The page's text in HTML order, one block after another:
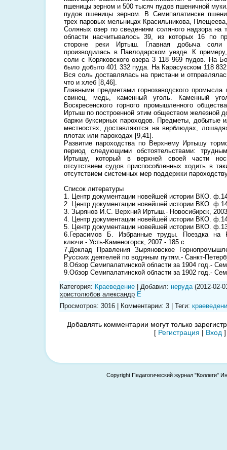
пшеницы зерном и 500 тысяч пудов пшеничной
пудов пшеницы зерном. В Семипалатинске
трех паровых мельницах Красильникова,
Соляных озер по сведениям соляного надзора на
области насчитывалось 39, из которых 16 по
стороне реки Иртыш. Главная добыча соли
производилась в Павлодарском уезде. К
соли с Коряковского озера 3 118 969 пудов. На
было добыто 401 332 пуда. На Карасукском 118
Вся соль доставлялась на пристани и
что и хлеб [8,46].
Главными предметами горнозаводского
свинец, медь, каменный уголь. Каменный
Воскресенского горного промышленного
Иртыш по построенной этим обществом железной
баржи буксирных пароходов. Предметы, добытые
местностях, доставляются на верблюдах,
плотах или пароходах [9,41].
Развитие пароходства по Верхнему Иртышу
период следующими обстоятельствами:
Иртышу, который в верхней своей части
отсутствием судов приспособленных ходить в
отсутствием системных мер поддержки
Список литературы
1. Центр документации новейшей истории ВКО.
2. Центр документации новейшей истории ВКО.
3. Зырянов И.С. Верхний Иртыш.- Новосибирск,
4. Центр документации новейшей истории ВКО.
5. Центр документации новейшей истории ВКО.
6.Герасимов Б. Избранные труды. Поездка на
ключи.- Усть-Каменогорск, 2007.- 185 c.
7.Доклад Правления Зыряновское
Русских деятелей по водяным путям.- Санкт-
8.Обзор Семипалатинской области за 1904 год.-
9.Обзор Семипалатинской области за 1902 год.-
Категория: Краеведение Добавил: неруда (2012-02-
христолюбов александр E
Просмотров: 3016 Комментарии: 3 Теги:
Добавлять комментарии могут только
[ Регистрация | Вход ]
Copyright Педагогический журнал "Коллеги"